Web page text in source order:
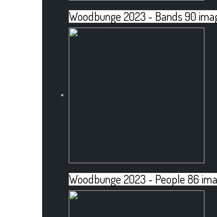
Woodbunge 2023 - Bands90
Woodbunge 2023 - People 86